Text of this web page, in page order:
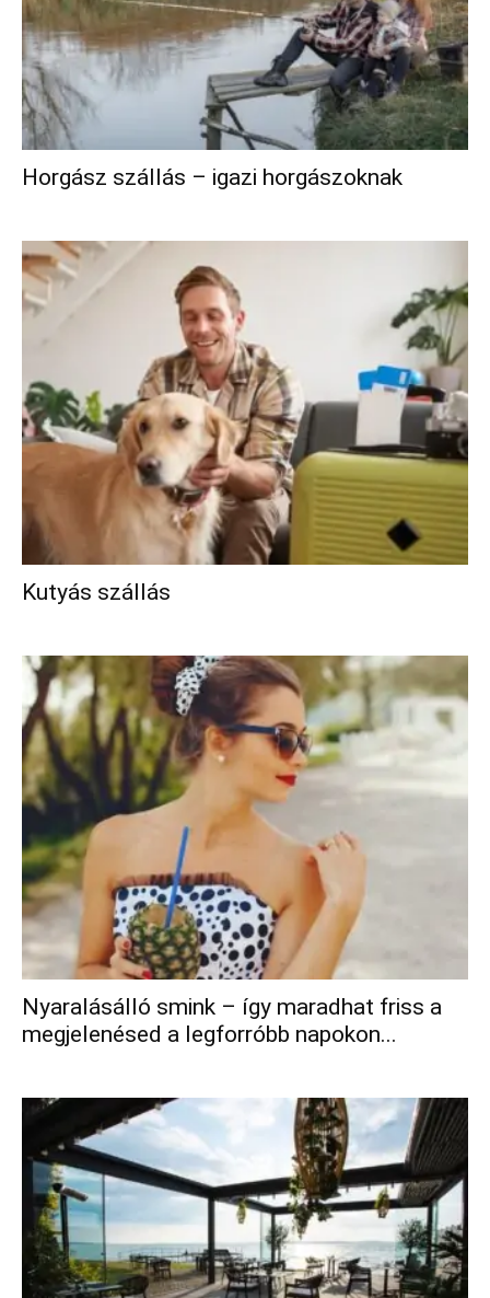
Horgász szállás – igazi horgászoknak
Kutyás szállás
Nyaralásálló smink – így maradhat friss a
megjelenésed a legforróbb napokon...